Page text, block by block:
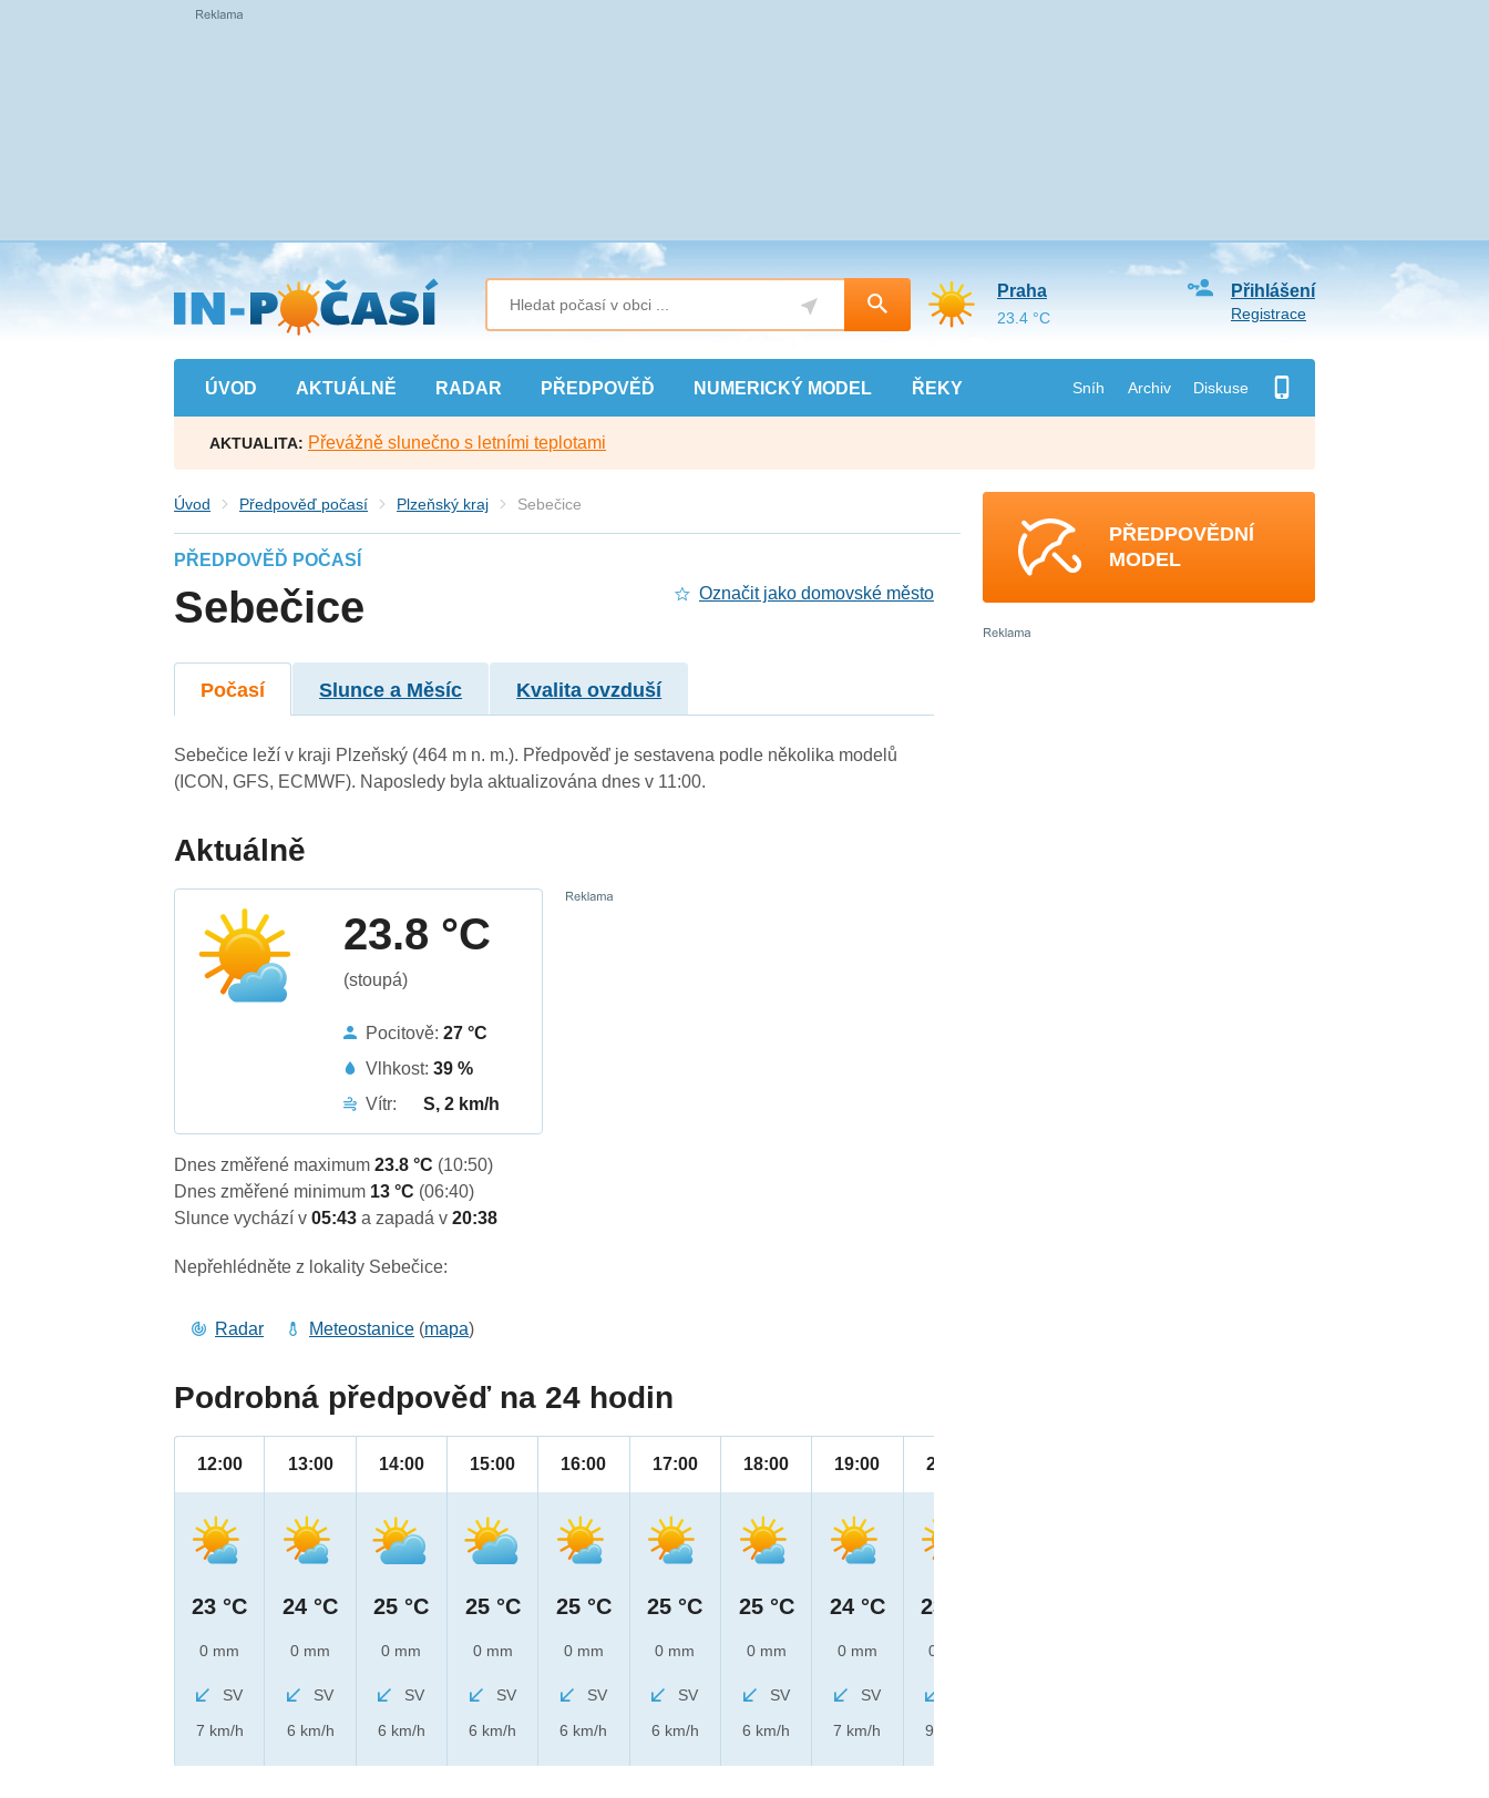
Přejít
na
hlavní
obsah
ÚVOD AKTUÁLNĚ RADAR PŘEDPOVĚĎ NUMERICKÝ MODEL ŘEKY Sníh Archiv Diskuse
Přihlášení
Registrace
Praha
23.4 °C
AKTUALITA: Převážně slunečno s letními teplotami
Úvod Předpověď počasí Plzeňský kraj Sebečice
PŘEDPOVĚĎ POČASÍ
Sebečice Označit jako domovské město
Počasí Slunce a Měsíc Kvalita ovzduší
Sebečice leží v kraji Plzeňský (464 m n. m.). Předpověď je sestavena podle několika modelů
(ICON, GFS, ECMWF). Naposledy byla aktualizována dnes v 11:00.
Aktuálně
23.8 °C
(stoupá)
Pocitově:27 °C
Vlhkost:39 %
Vítr:
S, 2 km/h
Dnes změřené maximum23.8 °C (10:50)
Dnes změřené minimum 13 °C (06:40)
Slunce vychází v05:43a zapadá v20:38
Nepřehlédněte z lokality Sebečice:
Radar Meteostanice (mapa)
Podrobná předpověď na 24 hodin
12:00
23 °C
0 mm
SV
7 km/h
13:00
24 °C
0 mm
SV
6 km/h
14:00
25 °C
0 mm
SV
6 km/h
15:00
25 °C
0 mm
SV
6 km/h
16:00
25 °C
0 mm
SV
6 km/h
17:00
25 °C
0 mm
SV
6 km/h
18:00
25 °C
0 mm
SV
6 km/h
19:00
24 °C
0 mm
SV
7 km/h
20:00
23 °C
0 mm
9 km/h
PŘEDPOVĚDNÍ
MODEL